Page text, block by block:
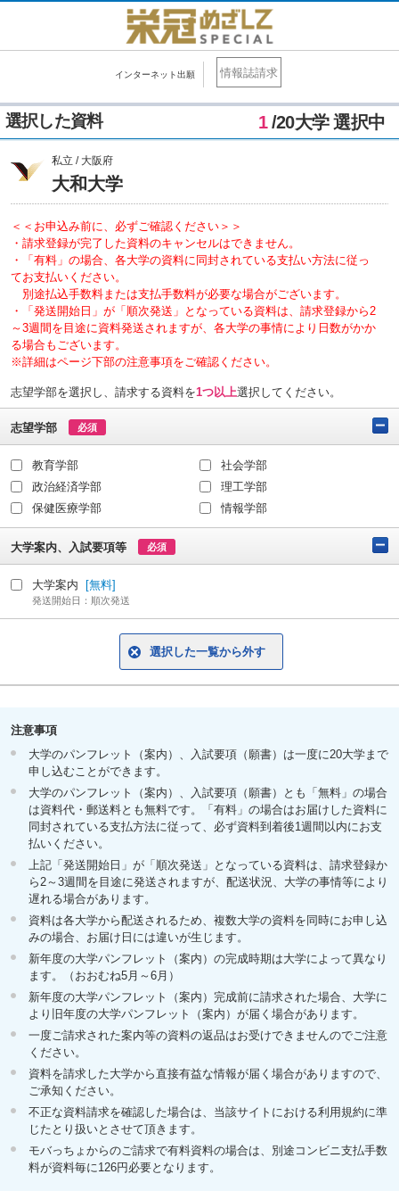
インターネット出願 情報誌請求
選択した資料 1 /20大学 選択中
私立 / 大阪府
大和大学
＜＜お申込み前に、必ずご確認ください＞＞
・請求登録が完了した資料のキャンセルはできません。
・「有料」の場合、各大学の資料に同封されている支払い方法に従っ
てお支払いください。
別途払込手数料または支払手数料が必要な場合がございます。
・「発送開始日」が「順次発送」となっている資料は、請求登録から2
～3週間を目途に資料発送されますが、各大学の事情により日数がかか
る場合もございます。
※詳細はページ下部の注意事項をご確認ください。
志望学部を選択し、請求する資料を1つ以上選択してください。
志望学部 必須
教育学部
社会学部
政治経済学部
理工学部
保健医療学部
情報学部
大学案内、入試要項等 必須
大学案内 [無料]
発送開始日：順次発送
選択した一覧から外す
注意事項
大学のパンフレット（案内）、入試要項（願書）は一度に20大学まで
申し込むことができます。
大学のパンフレット（案内）、入試要項（願書）とも「無料」の場合
は資料代・郵送料とも無料です。「有料」の場合はお届けした資料に
同封されている支払方法に従って、必ず資料到着後1週間以内にお支
払いください。
上記「発送開始日」が「順次発送」となっている資料は、請求登録か
ら2～3週間を目途に発送されますが、配送状況、大学の事情等により
遅れる場合があります。
資料は各大学から配送されるため、複数大学の資料を同時にお申し込
みの場合、お届け日には違いが生じます。
新年度の大学パンフレット（案内）の完成時期は大学によって異なり
ます。（おおむね5月～6月）
新年度の大学パンフレット（案内）完成前に請求された場合、大学に
より旧年度の大学パンフレット（案内）が届く場合があります。
一度ご請求された案内等の資料の返品はお受けできませんのでご注意
ください。
資料を請求した大学から直接有益な情報が届く場合がありますので、
ご承知ください。
不正な資料請求を確認した場合は、当該サイトにおける利用規約に準
じたとり扱いとさせて頂きます。
モバっちょからのご請求で有料資料の場合は、別途コンビニ支払手数
料が資料毎に126円必要となります。